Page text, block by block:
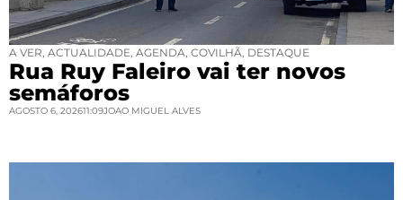
A VER, ACTUALIDADE, AGENDA, COVILHÃ, DESTAQUE
Rua Ruy Faleiro vai ter novos
semáforos
AGOSTO 6, 202611:09JOAO MIGUEL ALVES